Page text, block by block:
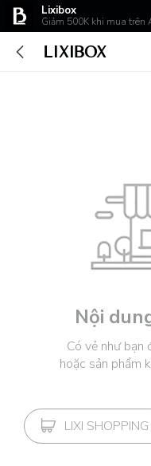
Lixibox
Giảm 500K khi mua trên
Nội
Có vẻ như bạn
hoặc sản phẩm
LIXI SHOPPING